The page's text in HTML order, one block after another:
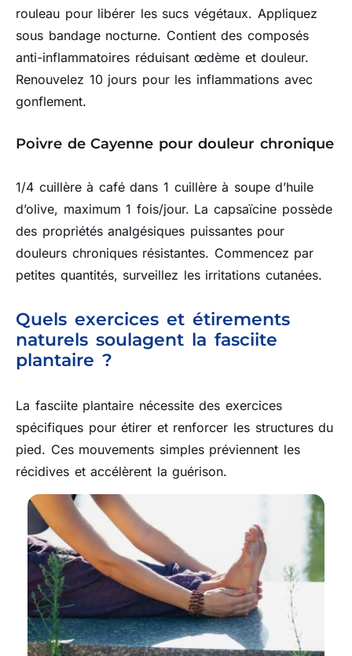
rouleau pour libérer les sucs végétaux. Appliquez
sous bandage nocturne. Contient des composés
anti-inflammatoires réduisant œdème et douleur.
Renouvelez 10 jours pour les inflammations avec
gonflement.
Poivre de Cayenne pour douleur chronique
1/4 cuillère à café dans 1 cuillère à soupe d’huile
d’olive, maximum 1 fois/jour. La capsaïcine possède
des propriétés analgésiques puissantes pour
douleurs chroniques résistantes. Commencez par
petites quantités, surveillez les irritations cutanées.
Quels exercices et étirements
naturels soulagent la fasciite
plantaire ?
La fasciite plantaire nécessite des exercices
spécifiques pour étirer et renforcer les structures du
pied. Ces mouvements simples préviennent les
récidives et accélèrent la guérison.